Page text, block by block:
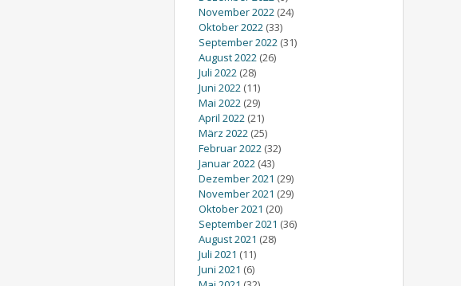
November 2022 (24)
Oktober 2022 (33)
September 2022 (31)
August 2022 (26)
Juli 2022 (28)
Juni 2022 (11)
Mai 2022 (29)
April 2022 (21)
März 2022 (25)
Februar 2022 (32)
Januar 2022 (43)
Dezember 2021 (29)
November 2021 (29)
Oktober 2021 (20)
September 2021 (36)
August 2021 (28)
Juli 2021 (11)
Juni 2021 (6)